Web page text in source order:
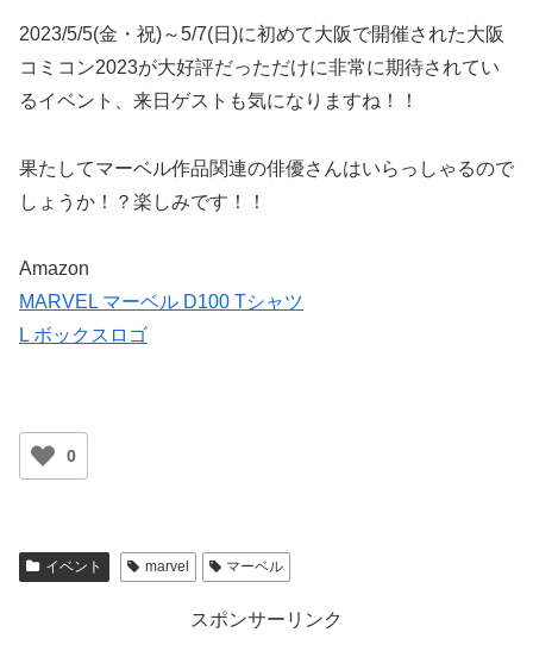
2023/5/5(金・祝)～5/7(日)に初めて大阪で開催された大阪
コミコン2023が大好評だっただけに非常に期待されてい
るイベント、来日ゲストも気になりますね！！
果たしてマーベル作品関連の俳優さんはいらっしゃるので
しょうか！？楽しみです！！
Amazon
MARVEL マーベル D100 Tシャツ
L ボックスロゴ
0
イベント marvel マーベル
スポンサーリンク